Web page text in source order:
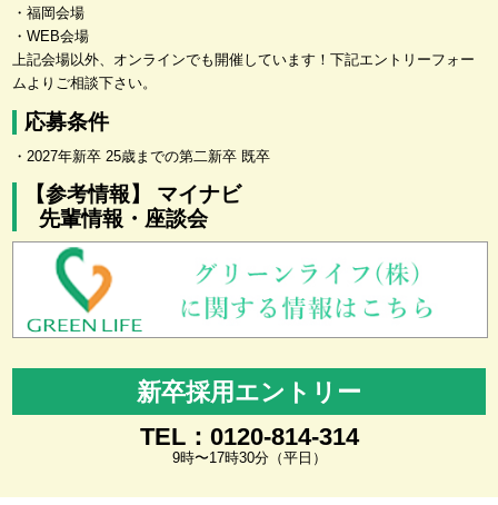
・福岡会場
・WEB会場
上記会場以外、オンラインでも開催しています！下記エントリーフォー
ムよりご相談下さい。
応募条件
・2027年新卒 25歳までの第二新卒 既卒
【参考情報】 マイナビ
先輩情報・座談会
新卒採用エントリー
TEL：0120-814-314
9時〜17時30分（平日）